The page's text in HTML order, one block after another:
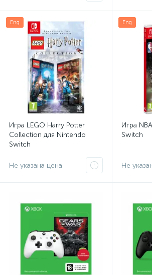
Eng
Игра LEGO Harry Potter
Collection для Nintendo
Switch
Не указана цена
Eng
Игра
Switch
Не